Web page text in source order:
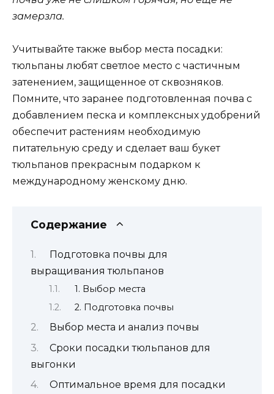
замерзла.
Учитывайте также выбор места посадки:
тюльпаны любят светлое место с частичным
затенением, защищенное от сквозняков.
Помните, что заранее подготовленная почва с
добавлением песка и комплексных удобрений
обеспечит растениям необходимую
питательную среду и сделает ваш букет
тюльпанов прекрасным подарком к
международному женскому дню.
Содержание
Подготовка почвы для
выращивания тюльпанов
1. Выбор места
2. Подготовка почвы
Выбор места и анализ почвы
Сроки посадки тюльпанов для
выгонки
Оптимальное время для посадки